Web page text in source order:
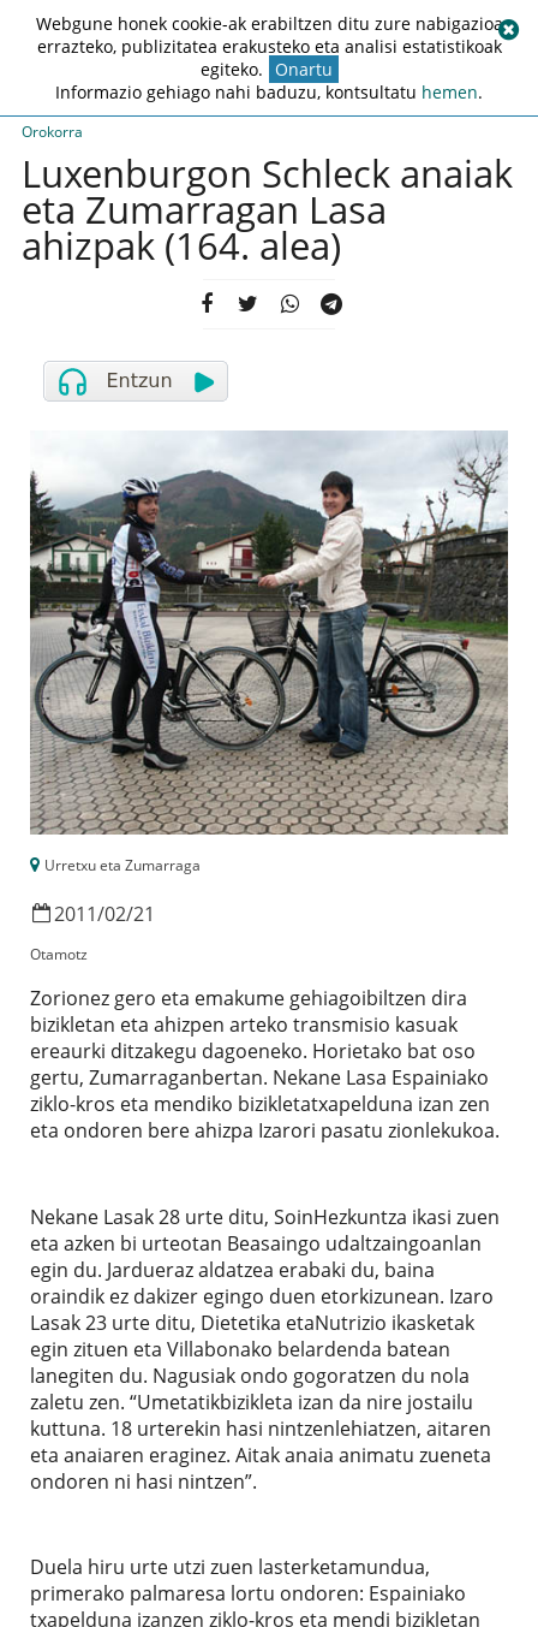
Orokorra
Luxenburgon Schleck anaiak
eta Zumarragan Lasa
ahizpak (164. alea)
Urretxu eta Zumarraga
2011/02/21
Otamotz
Zorionez gero eta emakume gehiagoibiltzen dira
bizikletan eta ahizpen arteko transmisio kasuak
ereaurki ditzakegu dagoeneko. Horietako bat oso
gertu, Zumarraganbertan. Nekane Lasa Espainiako
ziklo-kros eta mendiko bizikletatxapelduna izan zen
eta ondoren bere ahizpa Izarori pasatu zionlekukoa.
Nekane Lasak 28 urte ditu, SoinHezkuntza ikasi zuen
eta azken bi urteotan Beasaingo udaltzaingoanlan
egin du. Jardueraz aldatzea erabaki du, baina
oraindik ez dakizer egingo duen etorkizunean. Izaro
Lasak 23 urte ditu, Dietetika etaNutrizio ikasketak
egin zituen eta Villabonako belardenda batean
lanegiten du. Nagusiak ondo gogoratzen du nola
zaletu zen. “Umetatikbizikleta izan da nire jostailu
kuttuna. 18 urterekin hasi nintzenlehiatzen, aitaren
eta anaiaren eraginez. Aitak anaia animatu zueneta
ondoren ni hasi nintzen”.
Duela hiru urte utzi zuen lasterketamundua,
primerako palmaresa lortu ondoren: Espainiako
txapelduna izanzen ziklo-kros eta mendi bizikletan
Webgune honek cookie-ak erabiltzen ditu zure nabigazioa
errazteko, publizitatea erakusteko eta analisi estatistikoak
egiteko. Onartu
Informazio gehiago nahi baduzu, kontsultatu hemen.